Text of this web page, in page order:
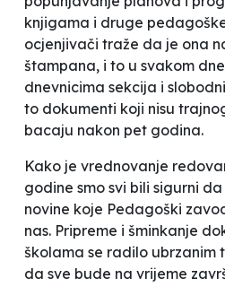
knjigama i druge
ocjenjivači traže da je ona
štampana, i to u svakom
dnevnicima sekcija i
to dokumenti koji nisu
bacaju nakon pet godina.
Kako je vrednovanje
godine smo svi bili sigurni da
novine koje Pedagoški
nas. Pripreme i šminkanje
školama se radilo ubrzanim
da sve bude na vrijeme